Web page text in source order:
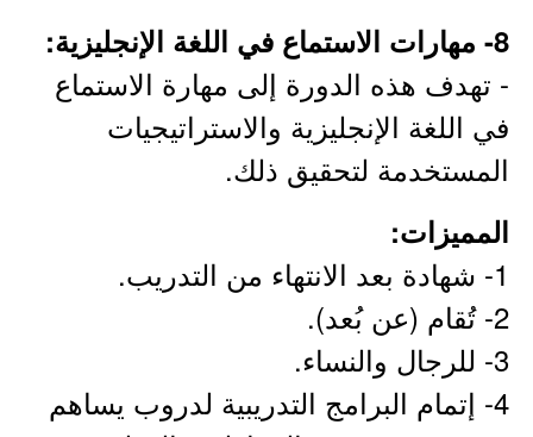
8- مهارات الاستماع في اللغة الإنجليزية:
- تهدف هذه الدورة إلى مهارة الاستماع
في اللغة الإنجليزية والاستراتيجيات
المستخدمة لتحقيق ذلك.
المميزات:
1- شهادة بعد الانتهاء من التدريب.
2- تُقام (عن بُعد).
3- للرجال والنساء.
4- إتمام البرامج التدريبية لدروب يساهم